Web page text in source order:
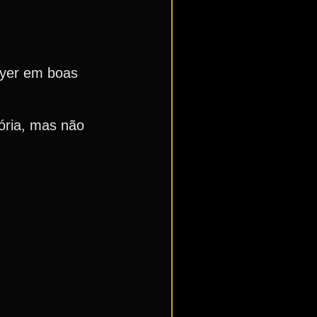
em boas
mas não